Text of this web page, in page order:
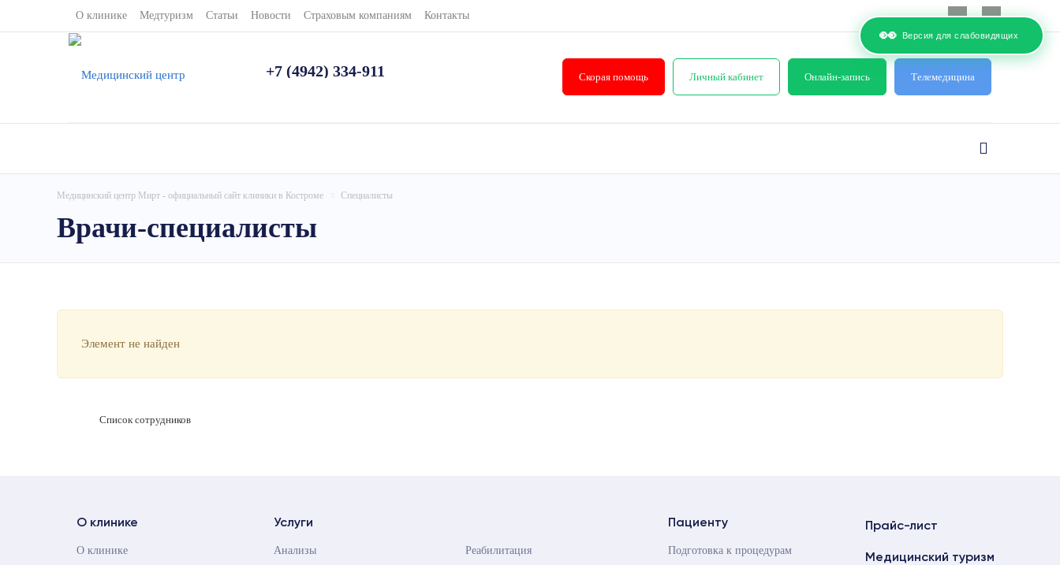
👀 Версия для слабовидящих
О клинике Медтуризм Статьи Новости Страховым компаниям Контакты
+7 (4942) 334-911 Скорая помощь Личный кабинет Онлайн-запись Телемедицина
Медицинский центр Мирт - официальный сайт клиники в Костроме Специалисты
Врачи-специалисты
Элемент не найден
Список сотрудников
О клинике
О клинике
Услуги
Анализы Реабилитация
Пациенту
Подготовка к процедурам
Прайс-лист
Медицинский туризм